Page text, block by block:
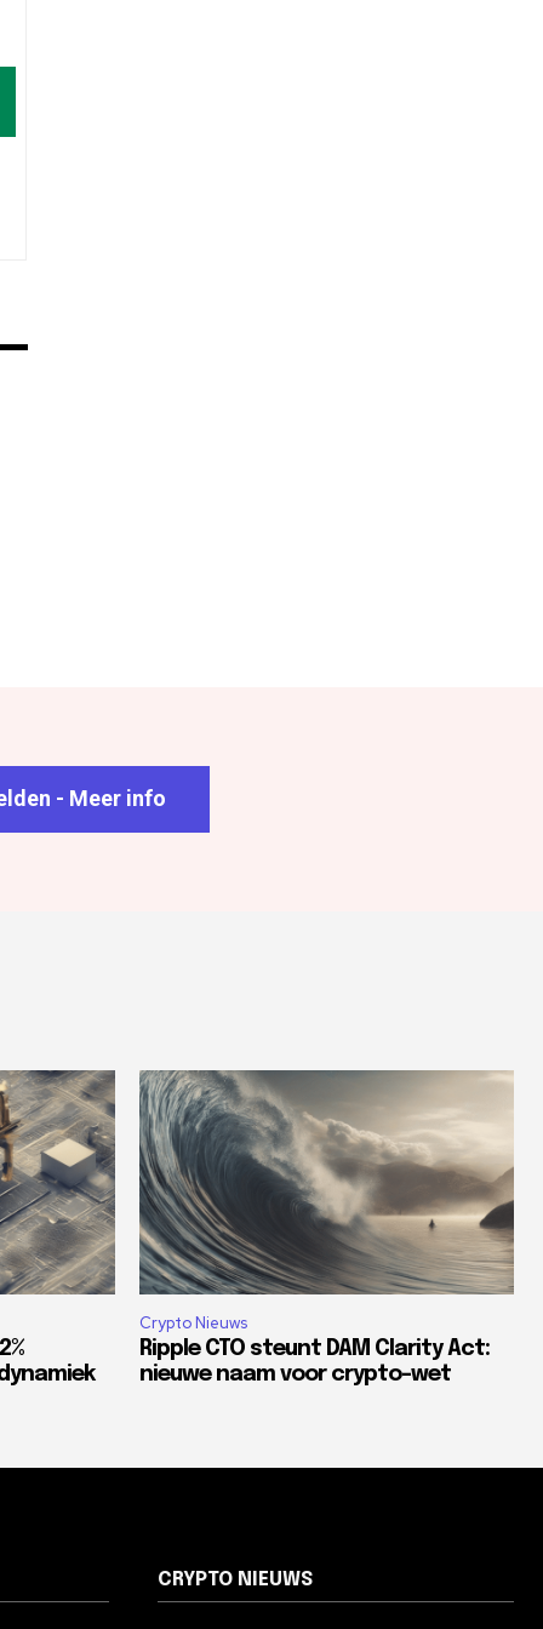
- Meer info
Crypto Nieuws
Ripple CTO steunt DAM Clarity Act:
nieuwe naam voor crypto-wet
CRYPTO NIEUWS